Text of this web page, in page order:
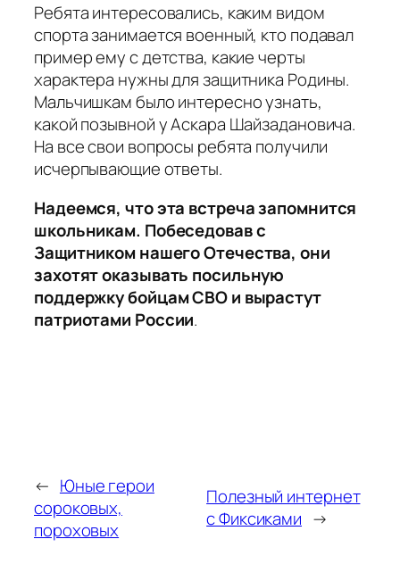
Ребята интересовались, каким видом
спорта занимается военный, кто подавал
пример ему с детства, какие черты
характера нужны для защитника Родины.
Мальчишкам было интересно узнать,
какой позывной у Аскара Шайзадановича.
На все свои вопросы ребята получили
исчерпывающие ответы.
Надеемся, что эта встреча запомнится
школьникам. Побеседовав с
Защитником нашего Отечества, они
захотят оказывать посильную
поддержку бойцам СВО и вырастут
патриотами России.
← Юные герои
сороковых,
пороховых
Полезный интернет
с Фиксиками →